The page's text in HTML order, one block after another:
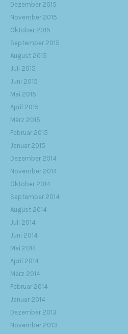
Dezember 2015
November 2015
Oktober 2015
September 2015
August 2015
Juli 2015
Juni 2015
Mai 2015
April 2015
März 2015
Februar 2015
Januar 2015
Dezember 2014
November 2014
Oktober 2014
September 2014
August 2014
Juli 2014
Juni 2014
Mai 2014
April 2014
März 2014
Februar 2014
Januar 2014
Dezember 2013
November 2013